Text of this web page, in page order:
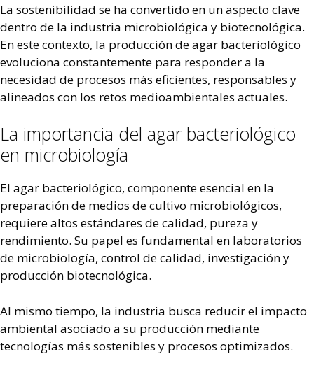
La sostenibilidad se ha convertido en un aspecto clave
dentro de la industria microbiológica y biotecnológica.
En este contexto, la producción de agar bacteriológico
evoluciona constantemente para responder a la
necesidad de procesos más eficientes, responsables y
alineados con los retos medioambientales actuales.
La importancia del agar bacteriológico
en microbiología
El agar bacteriológico, componente esencial en la
preparación de medios de cultivo microbiológicos,
requiere altos estándares de calidad, pureza y
rendimiento. Su papel es fundamental en laboratorios
de microbiología, control de calidad, investigación y
producción biotecnológica.
Al mismo tiempo, la industria busca reducir el impacto
ambiental asociado a su producción mediante
tecnologías más sostenibles y procesos optimizados.